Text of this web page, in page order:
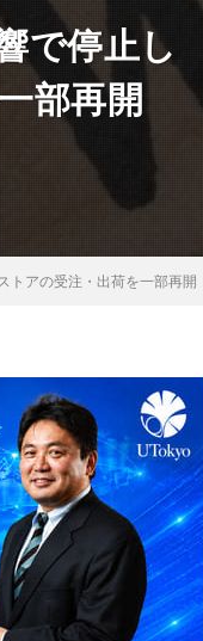
で停止し
部再開
トアの受注・出荷を一部再開